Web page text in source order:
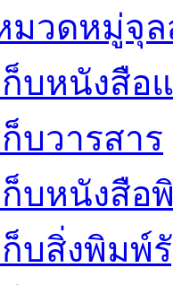
มวดหมู่จุ
ก็บหนังสือ
บวารสาร
ก็บหนังสือ
ก็บสิ่งพิมพ์